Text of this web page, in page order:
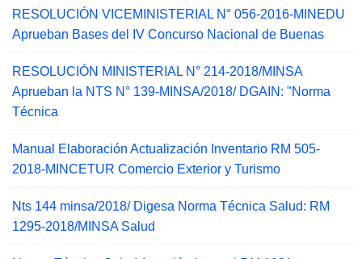
RESOLUCIÓN VICEMINISTERIAL N° 056-2016-MINEDU
Aprueban Bases del IV Concurso Nacional de Buenas
RESOLUCIÓN MINISTERIAL N° 214-2018/MINSA
Aprueban la NTS N° 139-MINSA/2018/ DGAIN: "Norma
Técnica
Manual Elaboración Actualización Inventario RM 505-
2018-MINCETUR Comercio Exterior y Turismo
Nts 144 minsa/2018/ Digesa Norma Técnica Salud: RM
1295-2018/MINSA Salud